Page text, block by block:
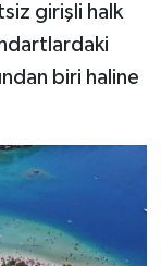
girişli halk
biri haline